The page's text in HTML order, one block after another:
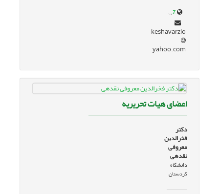
www.researchgate.net/profile/Loghman-Keshavarz
keshavarzlo
yahoo.com
اعضای هیات تحریریه
دکتر
فخرالدین
معروفی
نقدهی
دانشگاه
کردستان